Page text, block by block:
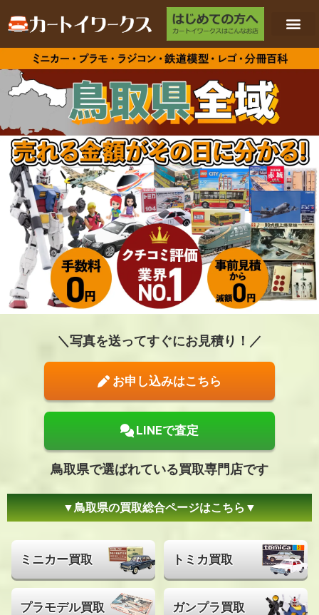
写真を送ってすぐにお見積り！
お申し込みはこちら
LINEで査定
鳥取県で選ばれている買取専門店です
鳥取県の買取総合ページはこちら
ミニカー買取 トミカ買取
プラモデル買取 ガンプラ買取